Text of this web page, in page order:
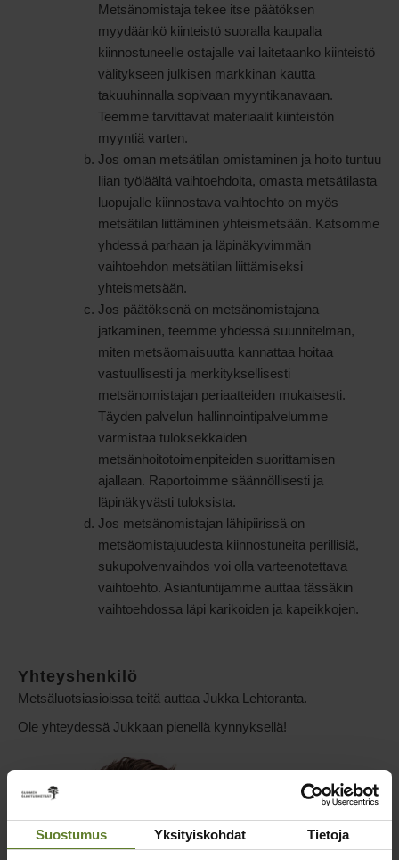
Suostumus Yksityiskohdat Tietoja
Metsänomistaja tekee itse päätöksen
myydäänkö kiinteistö suoralla kaupalla
kiinnostuneelle ostajalle vai laitetaanko kiinteistö
välitykseen julkisen markkinan kautta
takuuhinnalla sopivaan myyntikanavaan.
Teemme tarvittavat materiaalit kiinteistön
myyntiä varten.
Jos oman metsätilan omistaminen ja hoito tuntuu
liian työläältä vaihtoehdolta, omasta metsätilasta
luopujalle kiinnostava vaihtoehto on myös
metsätilan liittäminen yhteismetsään. Katsomme
yhdessä parhaan ja läpinäkyvimmän
vaihtoehdon metsätilan liittämiseksi
yhteismetsään.
Jos päätöksenä on metsänomistajana
jatkaminen, teemme yhdessä suunnitelman,
miten metsäomaisuutta kannattaa hoitaa
vastuullisesti ja merkityksellisesti
metsänomistajan periaatteiden mukaisesti.
Täyden palvelun hallinnointipalvelumme
varmistaa tuloksekkaiden
metsänhoitotoimenpiteiden suorittamisen
ajallaan. Raportoimme säännöllisesti ja
läpinäkyvästi tuloksista.
Jos metsänomistajan lähipiirissä on
metsäomistajuudesta kiinnostuneita perillisiä,
sukupolvenvaihdos voi olla varteenotettava
vaihtoehto. Asiantuntijamme auttaa tässäkin
vaihtoehdossa läpi karikoiden ja kapeikkojen.
Yhteyshenkilö
Metsäluotsiasioissa teitä auttaa Jukka Lehtoranta.
Ole yhteydessä Jukkaan pienellä kynnyksellä!